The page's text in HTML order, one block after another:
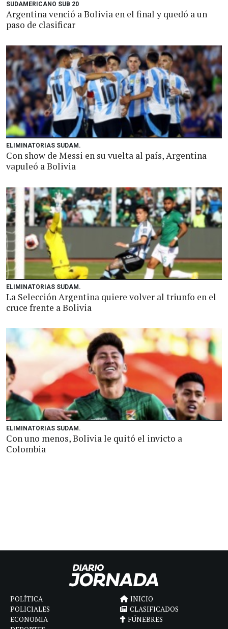
SUDAMERICANO SUB 20
Argentina venció a Bolivia en el final y quedó a un
paso de clasificar
ELIMINATORIAS SUDAM.
Con show de Messi en su vuelta al país, Argentina
vapuleó a Bolivia
ELIMINATORIAS SUDAM.
La Selección Argentina quiere volver al triunfo en el
cruce frente a Bolivia
ELIMINATORIAS SUDAM.
Con uno menos, Bolivia le quitó el invicto a
Colombia
POLÍTICA
POLICIALES
ECONOMIA
INICIO
CLASIFICADOS
FÚNEBRES